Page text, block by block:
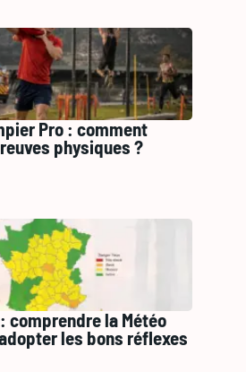
Pro : comment
physiques ?
comprendre la Météo
les bons réflexes